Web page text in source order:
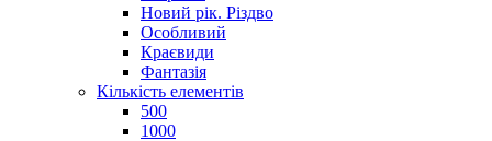
Новий рік. Різдво
Особливий
Краєвиди
Фантазія
Кількість елементів
500
1000